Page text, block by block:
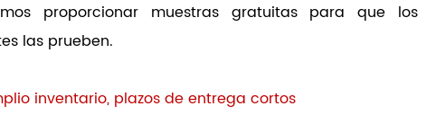
proporcionar muestras gratuitas para que los
las prueben.
inventario, plazos de entrega cortos